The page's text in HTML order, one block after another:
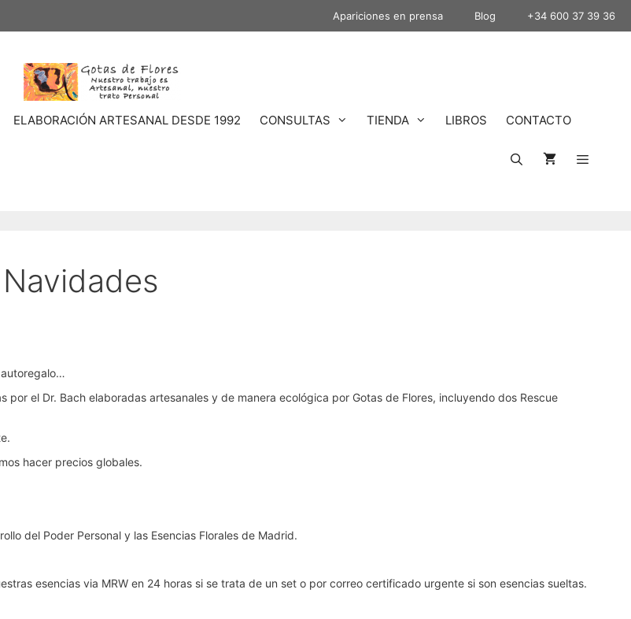
Apariciones en prensa Blog +34 600 37 39 36
ELABORACIÓN ARTESANAL DESDE 1992 CONSULTAS TIENDA LIBROS CONTACTO
el Dr. Bach elaboradas artesanales y de manera ecológica por Gotas de Flores, incluyendo dos Rescue
hacer precios globales.
del Poder Personal y las Esencias Florales de Madrid.
esencias via MRW en 24 horas si se trata de un set o por correo certificado urgente si son esencias sueltas.